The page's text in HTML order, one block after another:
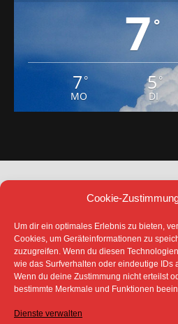
Cookie-
Um dir ein optimales Erlebnis zu bieten,
Cookies, um Geräteinformationen zu
zuzugreifen. Wenn du diesen
wie das Surfverhalten oder eindeutige IDs
Wenn du deine Zustimmung nicht erteilst
bestimmte Merkmale und Funktionen
Dienste verwalten
7°
7 °
MO
5°
DI
DATENSCHUTZ
COOKIE-
SÄMTLICHE TEXTE,
SOFERN NICHT ANDERS
COPYRIGHT DES SPREEBOTE